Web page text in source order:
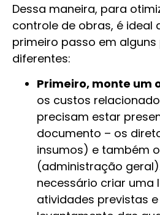
Dessa maneira, para
controle de obras, é ideal
primeiro passo em
diferentes:
Primeiro, monte um
os custos
precisam estar
documento – os
insumos) e também
(administração
necessário criar uma
atividades previstas